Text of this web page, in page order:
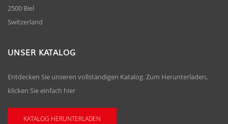
2500 Biel
Switzerland
UNSER KATALOG
Entdecken Sie unseren vollständigen Katalog. Zum Herunterladen,
klicken Sie einfach hier
KATALOG HERUNTERLADEN